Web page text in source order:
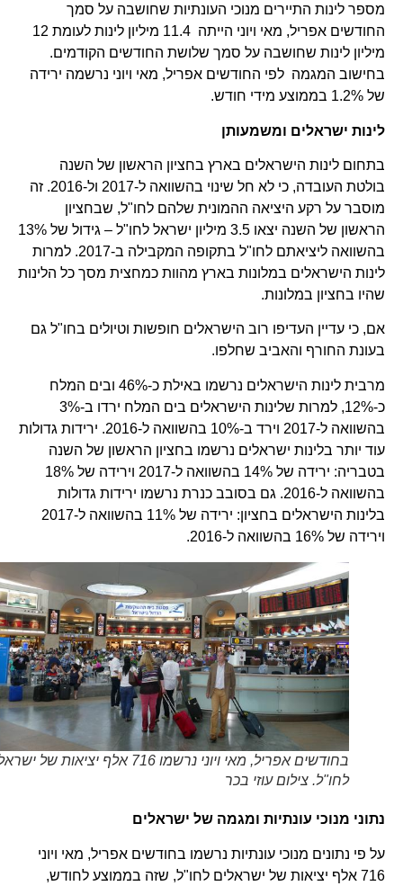
מספר לינות התיירים מנוכי העונתיות שחושבה על סמך
החודשים אפריל, מאי ויוני הייתה 11.4 מיליון לינות לעומת 12
מיליון לינות שחושבה על סמך שלושת החודשים הקודמים.
בחישוב המגמה לפי החודשים אפריל, מאי ויוני נרשמה ירידה
של 1.2% בממוצע מידי חודש.
לינות ישראלים ומשמעותן
בתחום לינות הישראלים בארץ בחציון הראשון של השנה
בולטת העובדה, כי לא חל שינוי בהשוואה ל-2017 ול-2016. זה
מוסבר על רקע היציאה ההמונית שלהם לחו"ל, שבחציון
הראשון של השנה יצאו 3.5 מיליון ישראל לחו"ל – גידול של 13%
בהשוואה ליציאתם לחו"ל בתקופה המקבילה ב-2017. למרות
לינות הישראלים במלונות בארץ מהוות כמחצית מסך כל הלינות
שהיו בחציון במלונות.
אם, כי עדיין העדיפו רוב הישראלים חופשות וטיולים בחו"ל גם
בעונת החורף והאביב שחלפו.
מרבית לינות הישראלים נרשמו באילת כ-46% ובים המלח
כ-12%, למרות שלינות הישראלים בים המלח ירדו ב-3%
בהשוואה ל-2017 וירד ב-10% בהשוואה ל-2016. ירידות גדולות
עוד יותר בלינות ישראלים נרשמו בחציון הראשון של השנה
בטבריה: ירידה של 14% בהשוואה ל-2017 וירידה של 18%
בהשוואה ל-2016. גם בסובב כנרת נרשמו ירידות גדולות
בלינות הישראלים בחציון: ירידה של 11% בהשוואה ל-2017
וירידה של 16% בהשוואה ל-2016.
בחודשים אפריל, מאי ויוני נרשמו 716 אלף יציאות של ישראלים
לחו"ל. צילום עוזי בכר
נתוני מנוכי עונתיות ומגמה של ישראלים
על פי נתונים מנוכי עונתיות נרשמו בחודשים אפריל, מאי ויוני
716 אלף יציאות של ישראלים לחו"ל, שזה בממוצע לחודש,